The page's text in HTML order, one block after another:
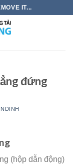
IT...
đứng
(hộp dẫn động)